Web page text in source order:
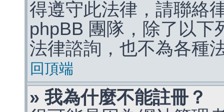
得遵守此法律，請聯絡
phpBB 團隊，除了以下
法律諮詢，也不為各種
回頂端
» 我為什麼不能註冊？